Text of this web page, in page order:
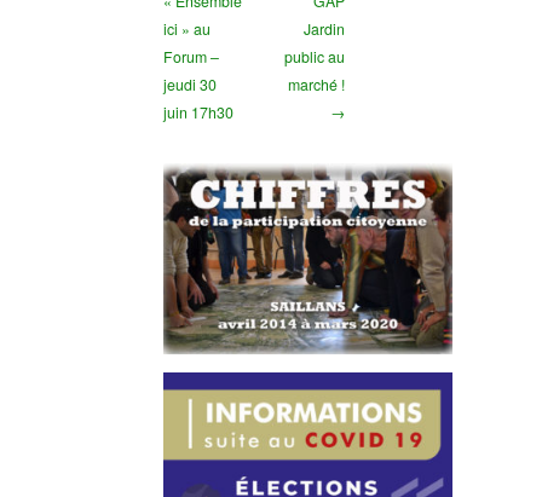
ici » au
Forum –
jeudi 30
juin 17h30
Jardin
public au
marché !
→